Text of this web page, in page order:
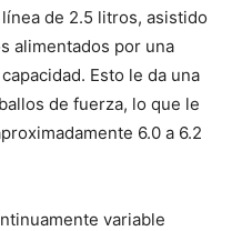
de 2.5 litros, asistido
alimentados por una
Esto le da una
de fuerza, lo que le
6.0 a 6.2
variable